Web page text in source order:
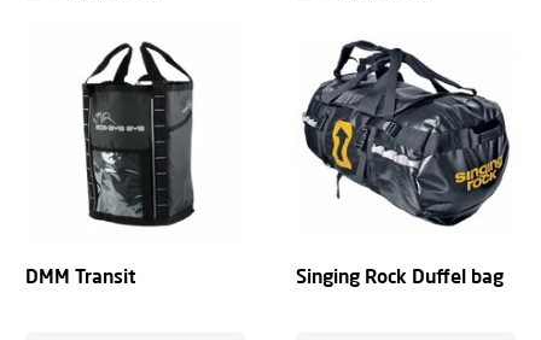
DMM Transit Singing Rock Duffel bag